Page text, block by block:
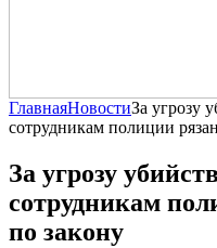
ГлавнаяНовостиЗа угрозу
сотрудникам полиции
За угрозу
сотрудникам
по закону